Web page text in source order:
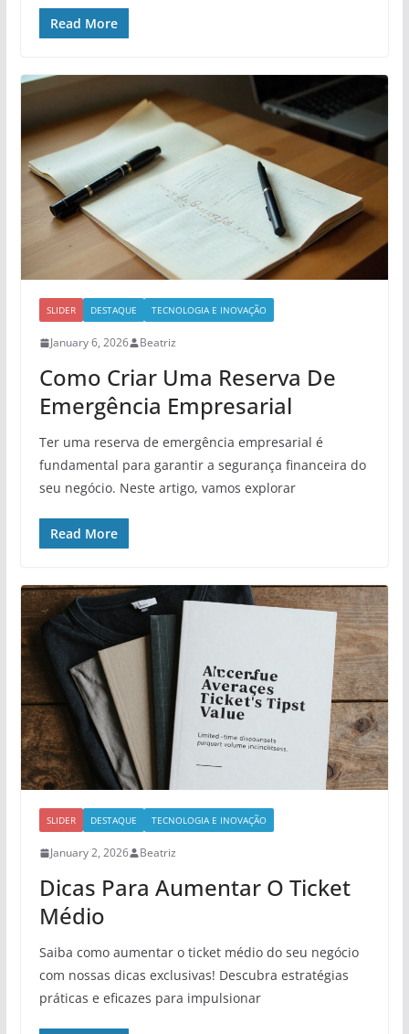
Read More
SLIDER DESTAQUE TECNOLOGIA E INOVAÇÃO
January 6, 2026 Beatriz
Como Criar Uma Reserva De
Emergência Empresarial
Ter uma reserva de emergência empresarial é
fundamental para garantir a segurança financeira do
seu negócio. Neste artigo, vamos explorar
Read More
SLIDER DESTAQUE TECNOLOGIA E INOVAÇÃO
January 2, 2026 Beatriz
Dicas Para Aumentar O Ticket
Médio
Saiba como aumentar o ticket médio do seu negócio
com nossas dicas exclusivas! Descubra estratégias
práticas e eficazes para impulsionar